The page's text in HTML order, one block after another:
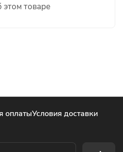
товаре
оплатыУсловия доставки